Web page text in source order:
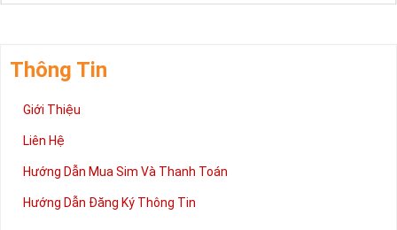
Thông Tin
Giới Thiệu
Liên Hệ
Hướng Dẫn Mua Sim Và Thanh Toán
Hướng Dẫn Đăng Ký Thông Tin